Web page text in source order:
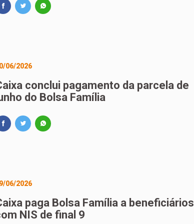
06/2026
conclui pagamento da parcela de
do Bolsa Família
06/2026
paga Bolsa Família a beneficiários
NIS de final 9